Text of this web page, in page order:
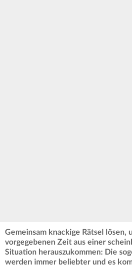
Gemeinsam knackige Rätsel lösen,
vorgegebenen Zeit aus einer
Situation herauszukommen: Die
werden immer beliebter und es